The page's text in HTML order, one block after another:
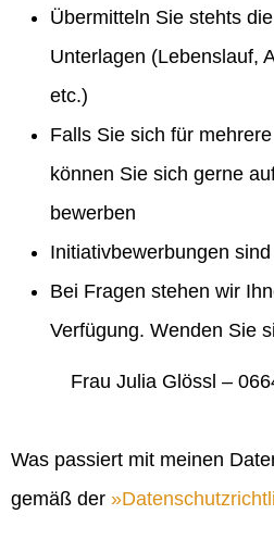
Übermitteln Sie stehts
Unterlagen (Lebenslauf,
etc.)
Falls Sie sich für
können Sie sich gerne
bewerben
Initiativbewerbungen
Bei Fragen stehen wir
Verfügung. Wenden Sie
Frau Julia Glössl – 0664
Was passiert mit meinen
gemäß der